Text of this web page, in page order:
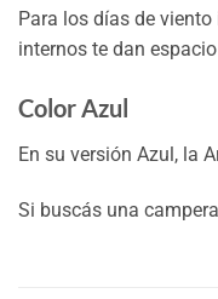
Para los días de
internos te dan
Color Azul
En su versión Azul, la
Si buscás una